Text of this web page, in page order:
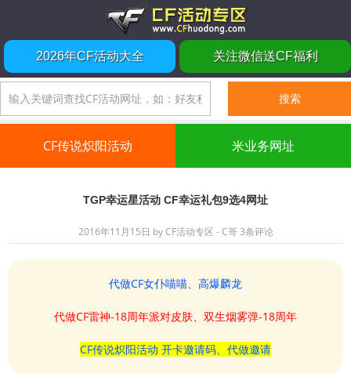
2026年CF活动大全 关注微信送CF福利
CF传说炽阳活动 米业务网址
TGP幸运星活动 CF幸运礼包9选4网址
2016年11月15日 byCF活动专区 - C哥 3条评论
代做CF女仆喵喵、高爆麟龙
代做CF雷神-18周年派对皮肤、双生烟雾弹-18周年
CF传说炽阳活动 开卡邀请码、代做邀请